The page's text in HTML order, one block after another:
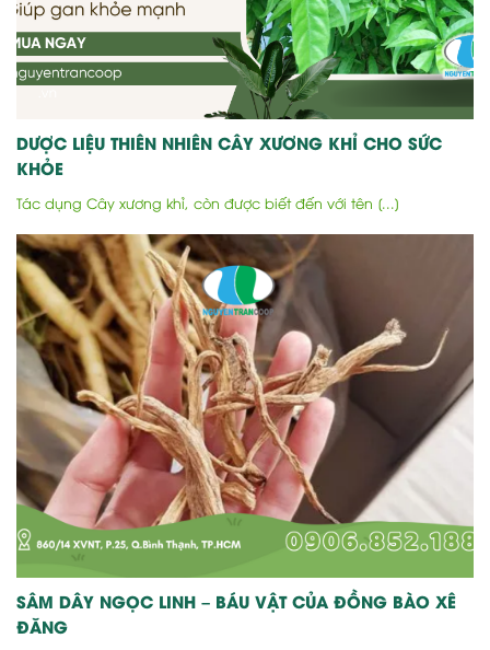
DƯỢC LIỆU THIÊN NHIÊN CÂY XƯƠNG KHỈ CHO SỨC
KHỎE
Tác dụng Cây xương khỉ, còn được biết đến với tên [...]
SÂM DÂY NGỌC LINH – BÁU VẬT CỦA ĐỒNG BÀO XÊ
ĐĂNG